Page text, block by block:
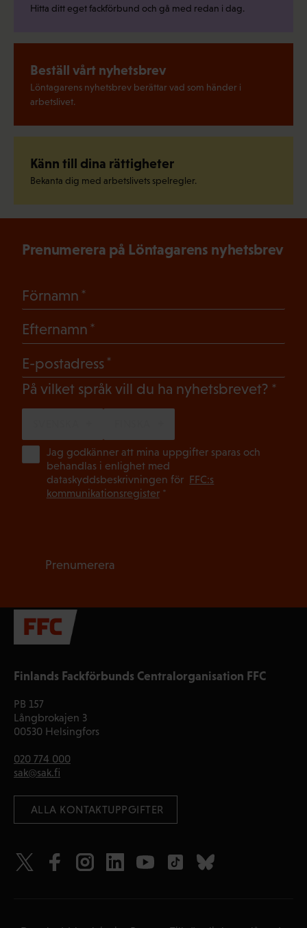
Hitta ditt eget fackförbund och gå med redan i dag.
Beställ vårt nyhetsbrev
Löntagarens nyhetsbrev berättar vad som händer i
arbetslivet.
Känn till dina rättigheter
Bekanta dig med arbetslivets spelregler.
Finlands Fackförbunds Centralorganisation FFC
PB 157
Långbrokajen 3
00530 Helsingfors
020 774 000
sak@sak.fi
ALLA KONTAKTUPPGIFTER
Prenumerera på Löntagarens nyhetsbrev
Förnamn
Efternamn
E-postadress
På vilket språk vill du ha nyhetsbrevet?
Jag godkänner att mina uppgifter sparas och
behandlas i enlighet med
dataskyddsbeskrivningen för FFC:s
kommunikationsregister*
Prenumerera